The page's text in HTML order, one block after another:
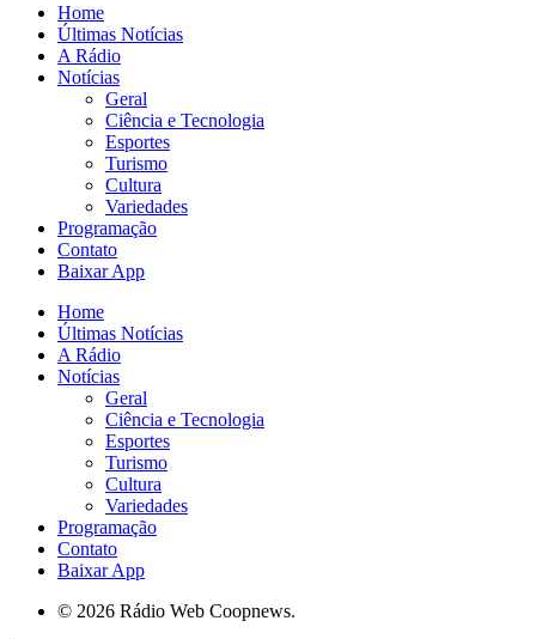
Home
Últimas Notícias
A Rádio
Notícias
Geral
Ciência e Tecnologia
Esportes
Turismo
Cultura
Variedades
Programação
Contato
Baixar App
Home
Últimas Notícias
A Rádio
Notícias
Geral
Ciência e Tecnologia
Esportes
Turismo
Cultura
Variedades
Programação
Contato
Baixar App
© 2026 Rádio Web Coopnews.